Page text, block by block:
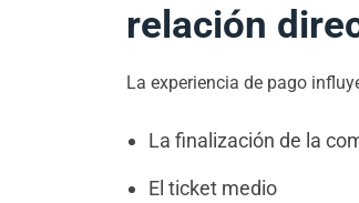
relación
La experiencia de pago
La finalización de la
El ticket medio